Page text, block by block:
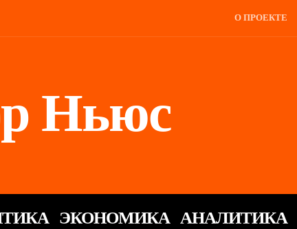
О ПРОЕКТЕ
Ньюс
ЭКОНОМИКА АНАЛИТИКА